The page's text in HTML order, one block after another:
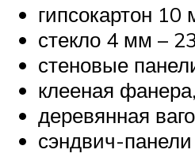
гипсокартон
стекло 4 мм –
стеновые
клееная
деревянная
сэндвич-